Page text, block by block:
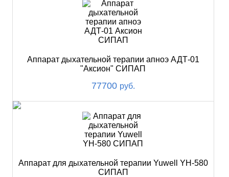
Аппарат дыхательной терапии апноэ АДТ-01
"Аксион" СИПАП
77700 руб.
Аппарат для дыхательной терапии Yuwell YH-580
СИПАП